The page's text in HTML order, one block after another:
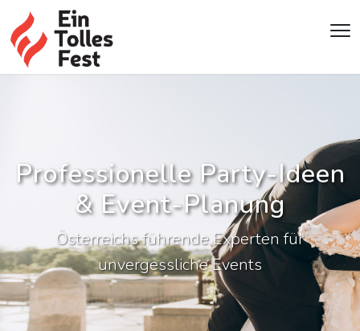
Professionelle Party-Ideen
& Event-Planung
Österreichs führende Experten für
unvergessliche Events